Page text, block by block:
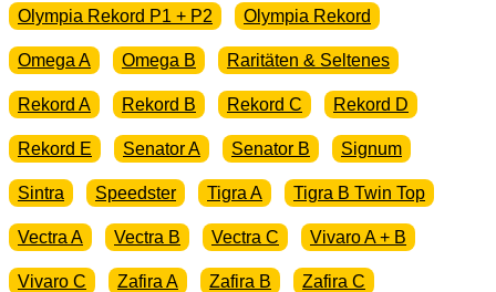
Olympia Rekord P1 + P2 Olympia Rekord
Omega A Omega B Raritäten & Seltenes
Rekord A Rekord B Rekord C Rekord D
Rekord E Senator A Senator B Signum
Sintra Speedster Tigra A Tigra B Twin Top
Vectra A Vectra B Vectra C Vivaro A + B
Vivaro C Zafira A Zafira B Zafira C